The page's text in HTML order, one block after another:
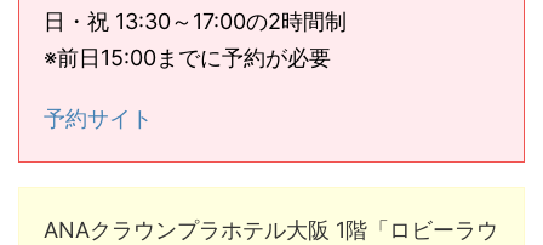
日・祝 13:30～17:00の2時間制
※前日15:00までに予約が必要
予約サイト
ANAクラウンプラホテル大阪 1階「ロビーラウ